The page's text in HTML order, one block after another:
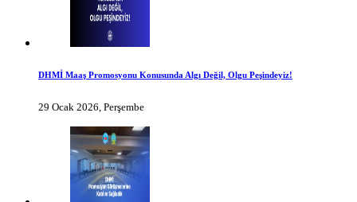
DHMİ Maaş Promosyonu Konusunda Algı Değil, Olgu Peşindeyiz!
29 Ocak 2026, Perşembe